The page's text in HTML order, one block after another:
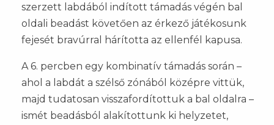
szerzett labdából indított támadás végén bal
oldali beadást követően az érkező játékosunk
fejesét bravúrral hárította az ellenfél kapusa.
A 6. percben egy kombinatív támadás során –
ahol a labdát a szélső zónából középre vittük,
majd tudatosan visszafordítottuk a bal oldalra –
ismét beadásból alakítottunk ki helyzetet,